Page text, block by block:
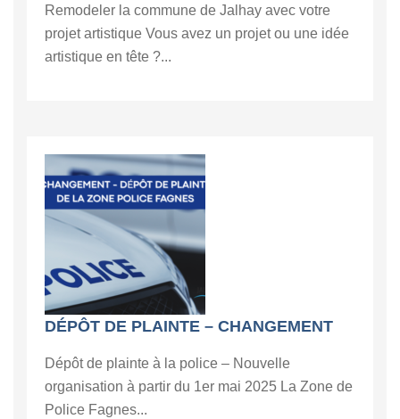
Remodeler la commune de Jalhay avec votre
projet artistique Vous avez un projet ou une idée
artistique en tête ?...
DÉPÔT DE PLAINTE – CHANGEMENT
Dépôt de plainte à la police – Nouvelle
organisation à partir du 1er mai 2025 La Zone de
Police Fagnes...